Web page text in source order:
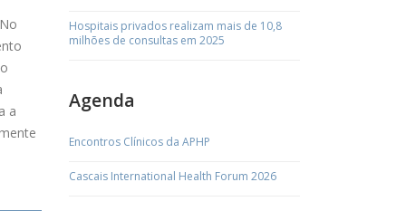
a
Hospitais privados realizam mais de 10,8
milhões de consultas em 2025
Agenda
Encontros Clínicos da APHP
Cascais International Health Forum 2026